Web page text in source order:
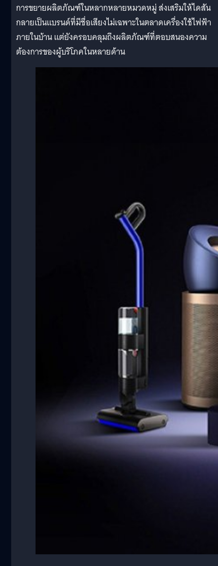
การขยายผลิตภัณฑ์ในหลากหลายหมวดหมู่ ส่งเสริมให้ไดสัน
กลายเป็นแบรนด์ที่มีชื่อเสียงไม่เฉพาะในตลาดเครื่องใช้ไฟฟ้า
ภายในบ้าน แต่ยังครอบคลุมถึงผลิตภัณฑ์ที่ตอบสนองความ
ต้องการของผู้บริโภคในหลายด้าน